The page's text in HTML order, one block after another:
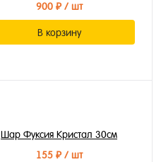
900 ₽/ шт
В корзину
Шар Фуксия Кристал 30см
155 ₽/ шт